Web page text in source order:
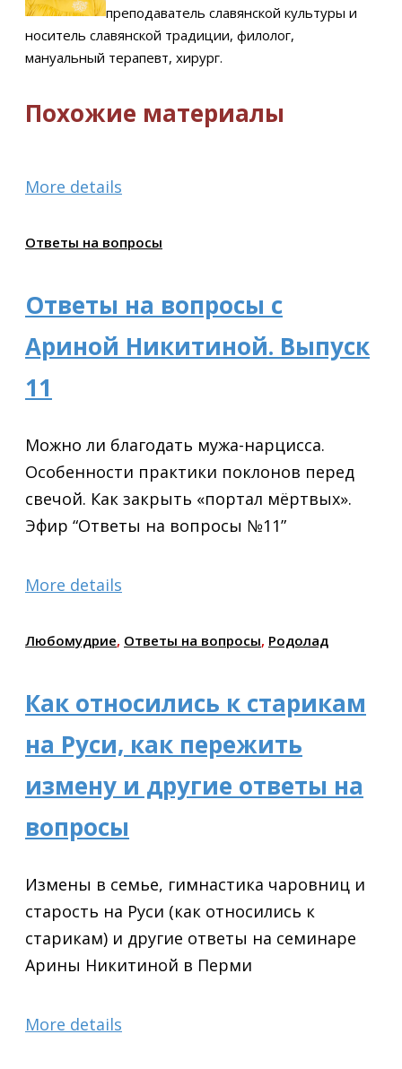
преподаватель славянской культуры и
носитель славянской традиции, филолог,
мануальный терапевт, хирург.
Похожие материалы
More details
Ответы на вопросы
Ответы на вопросы с
Ариной Никитиной. Выпуск
11
Можно ли благодать мужа-нарцисса.
Особенности практики поклонов перед
свечой. Как закрыть «портал мёртвых».
Эфир “Ответы на вопросы №11”
More details
Любомудрие, Ответы на вопросы, Родолад
Как относились к старикам
на Руси, как пережить
измену и другие ответы на
вопросы
Измены в семье, гимнастика чаровниц и
старость на Руси (как относились к
старикам) и другие ответы на семинаре
Арины Никитиной в Перми
More details